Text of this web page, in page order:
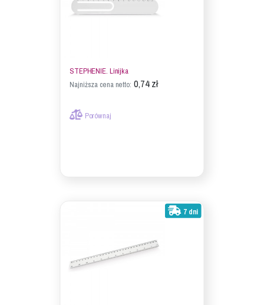
STEPHENIE. Linijka
Najniższa cena netto: 0,74 zł
Porównaj
7 dni